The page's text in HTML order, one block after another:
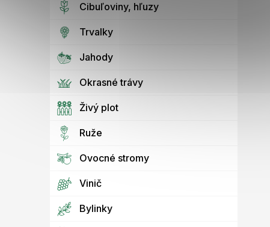
Cibuľoviny, hľuzy
Trvalky
Jahody
Okrasné trávy
Živý plot
Ruže
Ovocné stromy
Vinič
Bylinky